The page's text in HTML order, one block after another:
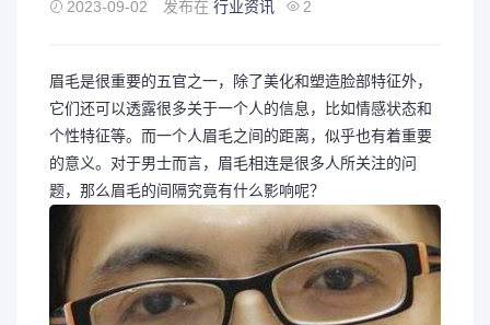
2023-09-02 发布在 行业资讯 2
眉毛是很重要的五官之一，除了美化和塑造脸部特征外，
它们还可以透露很多关于一个人的信息，比如情感状态和
个性特征等。而一个人眉毛之间的距离，似乎也有着重要
的意义。对于男士而言，眉毛相连是很多人所关注的问
题，那么眉毛的间隔究竟有什么影响呢？